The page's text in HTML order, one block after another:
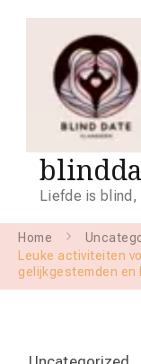
Liefde is blind,
Home
Leuke activiteiten
gelijkgestemden en